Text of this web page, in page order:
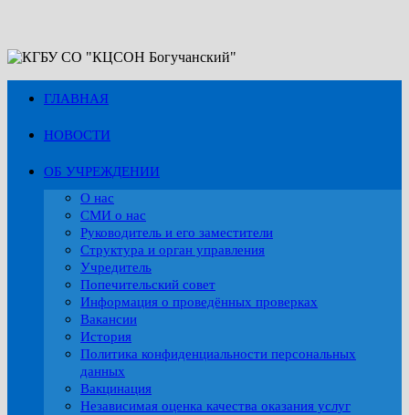
Перейти
к
содержимому
ГЛАВНАЯ
НОВОСТИ
ОБ УЧРЕЖДЕНИИ
О нас
СМИ о нас
Руководитель и его заместители
Структура и орган управления
Учредитель
Попечительский совет
Информация о проведённых проверках
Вакансии
История
Политика конфиденциальности персональных
данных
Вакцинация
Независимая оценка качества оказания услуг